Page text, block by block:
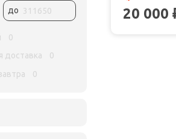
до
0
доставка
0
0
20 000